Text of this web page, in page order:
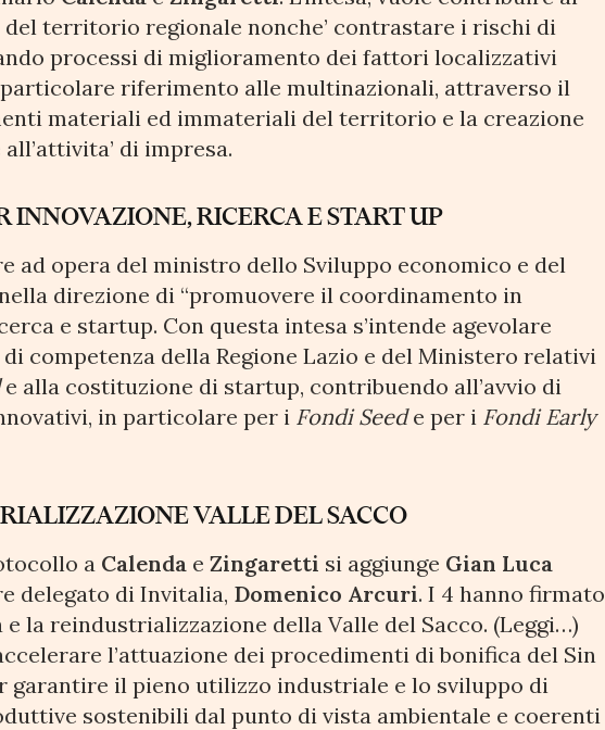
territorio regionale nonche’ contrastare i rischi di
processi di miglioramento dei fattori localizzativi
riferimento alle multinazionali, attraverso il
materiali ed immateriali del territorio e la creazione
di impresa.
INNOVAZIONE, RICERCA E START UP
ad opera del ministro dello Sviluppo economico e del
direzione di “promuovere il coordinamento in
e startup. Con questa intesa s’intende agevolare
competenza della Regione Lazio e del Ministero relativi
e alla costituzione di startup, contribuendo all’avvio di
in particolare per i Fondi Seede per i Fondi Early
VALLE DEL SACCO
a Calenda eZingaretti si aggiunge Gian Luca
delegato di Invitalia, Domenico Arcuri. I 4 hanno firmato
la reindustrializzazione della Valle del Sacco. (Leggi…)
l’attuazione dei procedimenti di bonifica del Sin
garantire il pieno utilizzo industriale e lo sviluppo di
sostenibili dal punto di vista ambientale e coerenti